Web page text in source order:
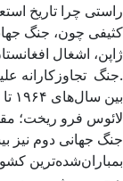
راستی چرا تاریخ
کثیفی چون، جنگ
ژاپن، اشغال
.جنگ تجاوزکارانه
لائوس فرو ریخت؛
جنگ جهانی دوم نیز
بمباران‌شده‌ترین